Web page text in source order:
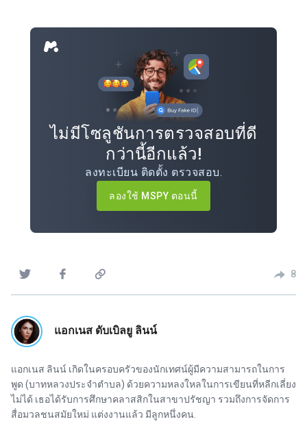
ไม่มีโซลูชันการตรวจสอบที่ดี
กว่านี้อีกแล้ว!
ลงทะเบียน ติดตั้ง ตรวจสอบ.
ลองใช้ MSPY ตอนนี้
8
แอกเนส ดับเบิลยู ลินน์
แอกเนส ลินน์ เกิดในครอบครัวของนักเทศน์ผู้มีความสามารถในการ
พูด (บาทหลวงประจำตำบล) ด้วยความหลงใหลในการเขียนที่หลีกเลี่ยง
ไม่ได้ เธอได้รับการศึกษาคลาสสิกในสาขาปรัชญา รวมถึงการจัดการ
สื่อมวลชนสมัยใหม่ แต่งงานแล้ว มีลูกหนึ่งคน.